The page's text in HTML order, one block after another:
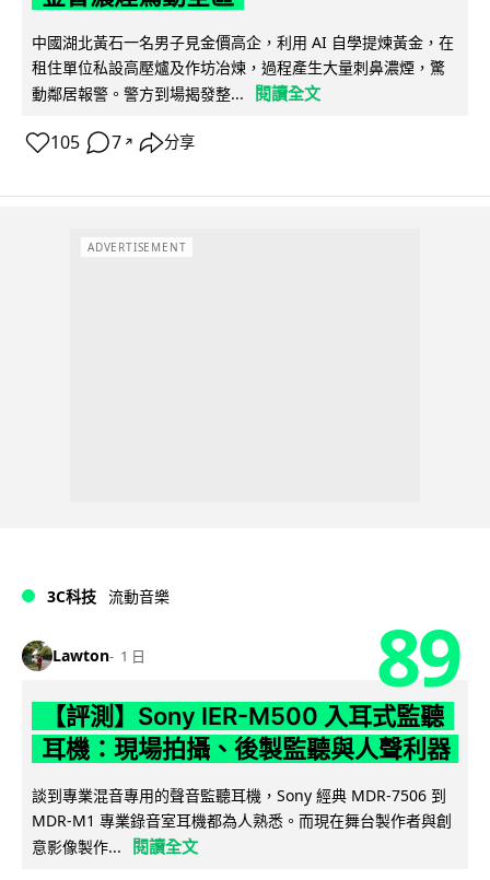
中國湖北黃石一名男子見金價高企，利用 AI 自學提煉黃金，在
租住單位私設高壓爐及作坊冶煉，過程產生大量刺鼻濃煙，驚
動鄰居報警。警方到場揭發整...
閱讀全文
105 7 ↗ 分享
ADVERTISEMENT
3C科技 流動音樂
Lawton 1 日 89
【評測】Sony IER-M500 入耳式監聽
耳機：現場拍攝、後製監聽與人聲利器
談到專業混音專用的聲音監聽耳機，Sony 經典 MDR-7506 到
MDR-M1 專業錄音室耳機都為人熟悉。而現在舞台製作者與創
意影像製作...
閱讀全文